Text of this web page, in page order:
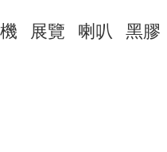
展覽 喇叭 黑膠